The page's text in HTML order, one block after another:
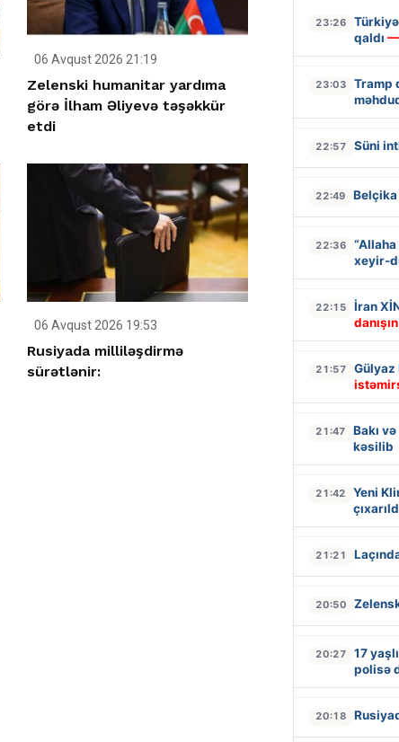
06 Avqust 2026 21:19
Zelenski humanitar yardıma
görə İlham Əliyevə təşəkkür
etdi
06 Avqust 2026 19:53
Rusiyada milliləşdirmə
sürətlənir:
23:26
qaldı —
23:03
Tramp
22:57 Süni
22:49
22:36
xeyir-
22:15 İran
danışın
21:57 Gülyaz
21:47
Bakı
kəsilib
21:42
Yeni
21:21
20:50
20:27
17
polisə
20:18